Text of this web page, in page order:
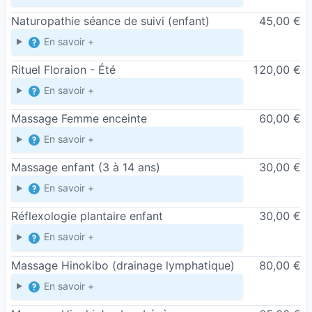
comme un véritable refuge pour le corps et
l’esprit. Loin des injonctions de performance, il
invite à ralentir, à respirer, à ressentir. Je fais le
maximum pour proposer une ambiance
chaleureuse, douce, enveloppante, où chaque
détail a été conçu pour favoriser la détente :
lumière naturelle, matériaux bruts, plantes,
odeurs légères, sons apaisants.
C’est un lieu qui s’adresse principalement aux
femmes (de tous âges), aux femmes enceintes,
aux mamans en post-partum, aux jeunes filles,
aux adolescentes, et aux enfants accompagnés
de leurs parents. J’y propose des
accompagnements sur mesure, dans une
ambiance confidentielle et respectueuse.
Naturopathie séance de suivi (enfant)
En savoir +
45,00 €
Rituel Floraion - Été
En savoir +
120,00 €
Massage Femme enceinte
En savoir +
60,00 €
Massage enfant (3 à 14 ans)
En savoir +
30,00 €
Réflexologie plantaire enfant
En savoir +
30,00 €
Massage Hinokibo (drainage lymphatique)
En savoir +
80,00 €